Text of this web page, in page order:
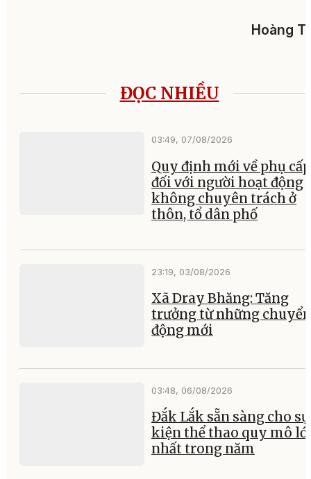
Hoàng
ĐỌC NHIỀU
03:49, 07/08/2026
Quy định mới về phụ cấp
đối với người hoạt động
không chuyên trách ở
thôn, tổ dân phố
23:19, 03/08/2026
Xã Dray Bhăng: Tăng
trưởng từ những chuyển
động mới
03:48, 06/08/2026
Đắk Lắk sẵn sàng cho sự
kiện thể thao quy mô
nhất trong năm